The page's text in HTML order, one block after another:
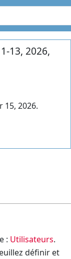
13, 2026,
2026.
: Utilisateurs.
définir et